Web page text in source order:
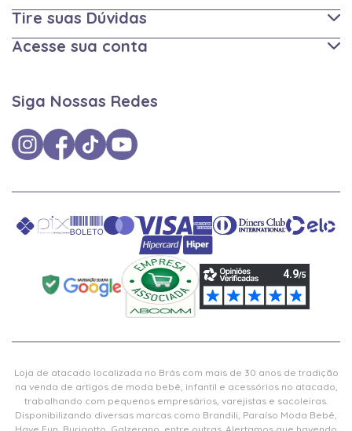
Tire suas Dúvidas
Acesse sua conta
Siga Nossas Redes
Loja de atacado localizada no Brás com mais de 30 anos de tradição
na venda de artigos de moda bebê, infantil e acessórios no atacado,
trabalhando com pequenos empresários, varejistas e sacoleiras.
Disponibilizando diversas marcas como Brandili, Paraíso Moda Bebê,